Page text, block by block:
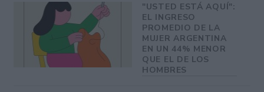
"USTED ESTÁ AQUÍ":
EL INGRESO
PROMEDIO DE LA
MUJER ARGENTINA
EN UN 44% MENOR
QUE EL DE LOS
HOMBRES